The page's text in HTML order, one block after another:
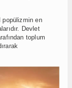
popülizmin en
Devlet
toplum